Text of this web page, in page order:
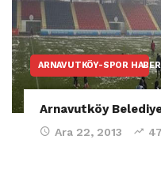
ARNAVUTKÖY-SPOR
Arnavutköy
Ara 22, 2013 47